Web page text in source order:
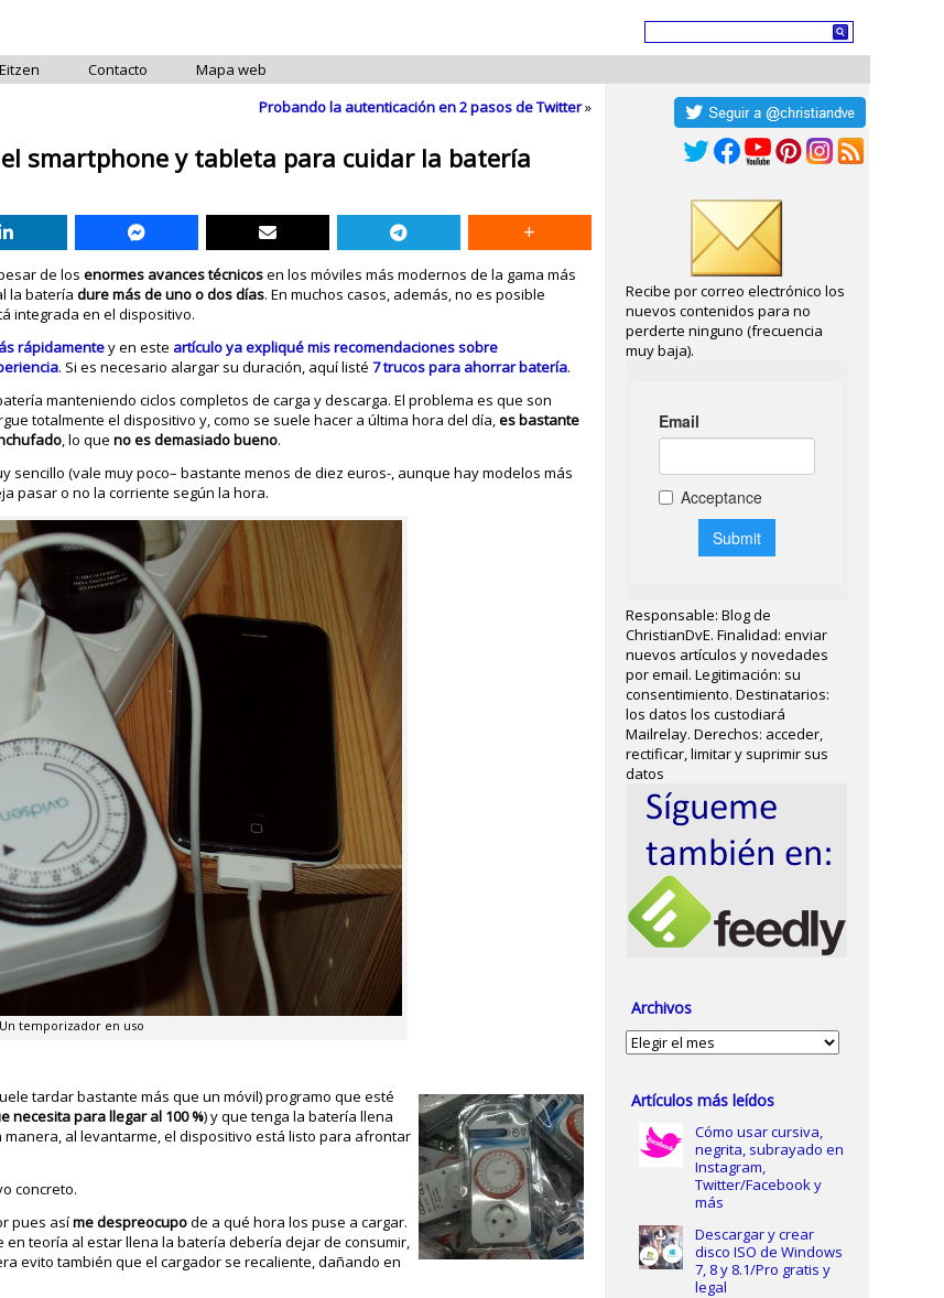
Contacto
Mapa web
Probando la autenticación en 2 pasos de Twitter»
smartphone y tableta para cuidar la batería
de losenormes avances técnicosen los móviles más modernos de la gama más
la bateríadure más de uno o dos días. En muchos casos, además, no es posible
integrada en el dispositivo.
rápidamentey en este artículo ya expliqué mis recomendaciones sobre
. Si es necesario alargar su duración, aquí listé7 trucos para ahorrar batería.
manteniendo ciclos completos de carga y descarga. El problema es que son
totalmente el dispositivo y, como se suele hacer a última hora del día,es bastante
, lo queno es demasiado bueno.
sencillo (vale muy poco– bastante menos de diez euros-, aunque hay modelos más
pasar o no la corriente según la hora.
Un temporizador en uso
tardar bastante más que un móvil) programo que esté
necesita para llegar al 100 %) y que tenga la batería llena
al levantarme, el dispositivo está listo para afrontar
concreto.
pues asíme despreocupode a qué hora los puse a cargar.
en teoría al estar llena la batería debería dejar de consumir,
evito también que el cargador se recaliente, dañando en
Recibe por correo electrónico los
nuevos contenidos para no
perderte ninguno (frecuencia
muy baja).
Responsable: Blog de
ChristianDvE. Finalidad: enviar
nuevos artículos y novedades
por email. Legitimación: su
consentimiento. Destinatarios:
los datos los custodiará
Mailrelay. Derechos: acceder,
rectificar, limitar y suprimir sus
datos
Archivos
Archivos
Artículos más leídos
Cómo usar cursiva,
negrita, subrayado en
Instagram,
Twitter/Facebook y
más
Descargar y crear
disco ISO de Windows
7, 8 y 8.1/Pro gratis y
legal